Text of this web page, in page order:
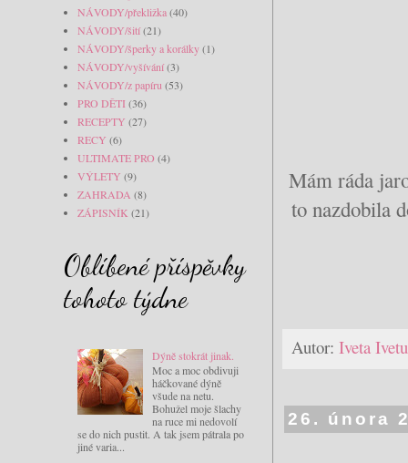
Mám ráda
to nazdobila
Autor: Iveta
26. února
NÁVODY/překližka(40)
NÁVODY/šití(21)
NÁVODY/šperky a korálky(1)
NÁVODY/vyšívání(3)
NÁVODY/z papíru (53)
PRO DĚTI(36)
RECEPTY (27)
RECY (6)
ULTIMATE PRO (4)
VÝLETY (9)
ZAHRADA (8)
ZÁPISNÍK (21)
Oblíbené příspěvky
tohoto týdne
Dýně stokrát jinak.
Moc a moc obdivuji
háčkované dýně
všude na netu.
Bohužel moje šlachy
na ruce mi nedovolí
se do nich pustit. A tak jsem pátrala po
jiné varia...